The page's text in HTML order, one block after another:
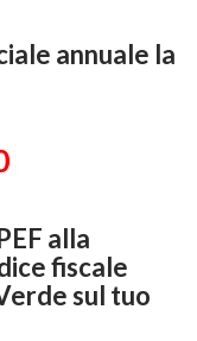
annuale la
alla
fiscale
sul tuo